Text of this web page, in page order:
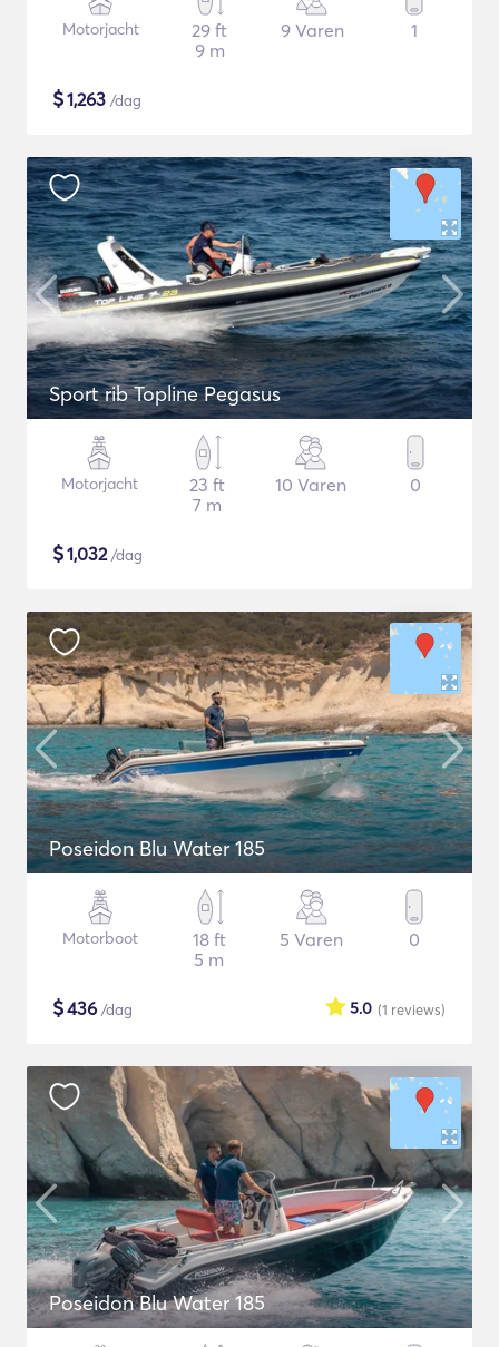
Motorjacht
29 ft
9 m
9 Varen 1
$1,263 /dag
Sport rib Topline Pegasus
Motorjacht
23 ft
7 m
10 Varen 0
$1,032/dag
Poseidon Blu Water 185
Motorboot
18 ft
5 m
5 Varen 0
$436 /dag (1 reviews)
5.0
Poseidon Blu Water 185